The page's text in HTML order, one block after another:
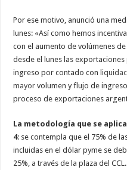
Por ese motivo, anunció una
lunes: «Así como hemos
con el aumento de volúmenes
desde el lunes las
ingreso por contado con
mayor volumen y flujo de
proceso de exportaciones
La metodología que se
4: se contempla que el 75% de
incluidas en el dólar pyme se
25%, a través de la plaza del CCL.